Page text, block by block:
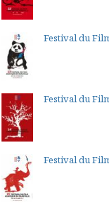
Festival du
Festival du
Festival du